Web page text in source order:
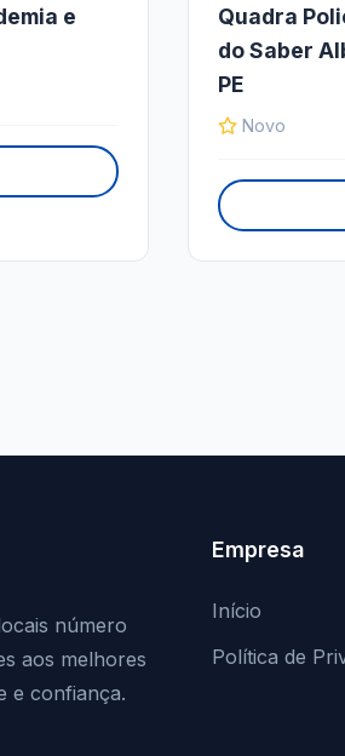
e
Quadra
do Saber
PE
Novo
número
aos melhores
e confiança.
Empresa
Início
Política de